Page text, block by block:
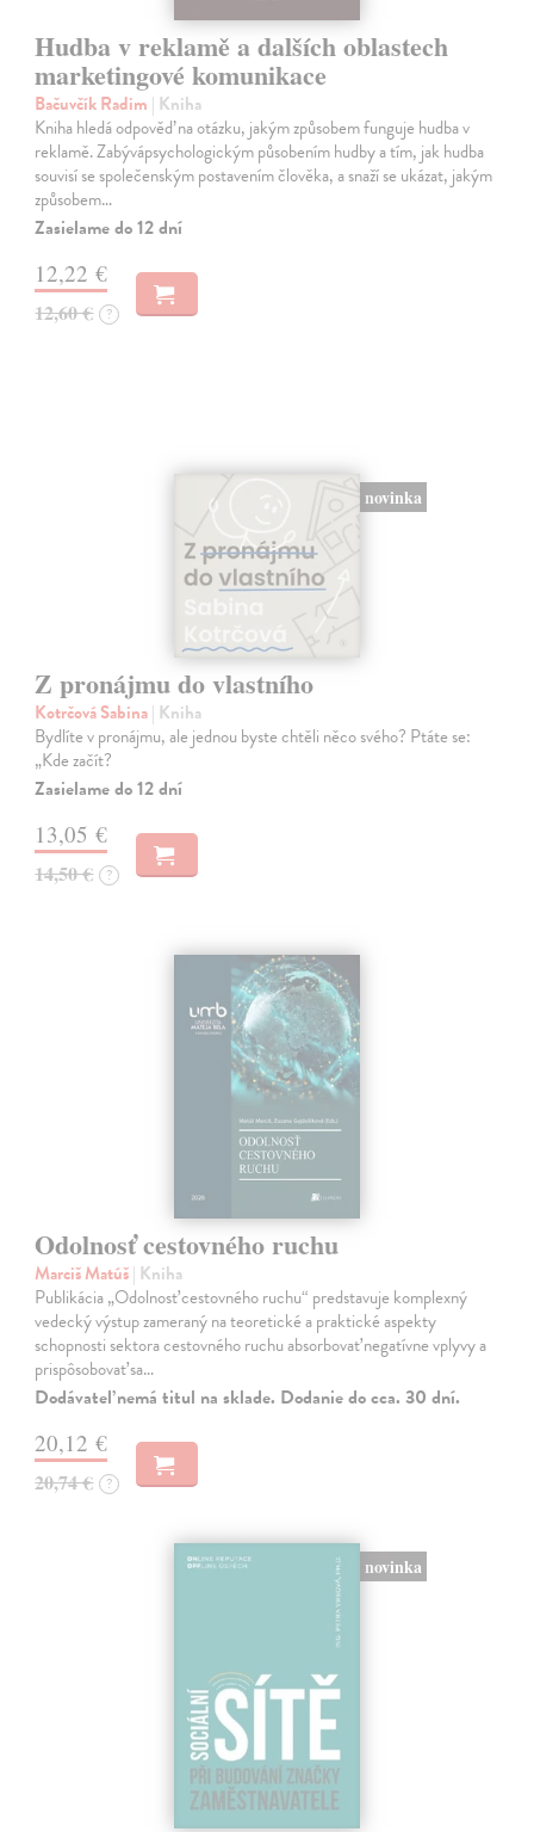
Hudba v reklamě a dalších oblastech
marketingové komunikace
Bačuvčík Radim | Kniha
Kniha hledá odpověď na otázku, jakým způsobem funguje hudba v
reklamě. Zabývápsychologickým působením hudby a tím, jak hudba
souvisí se společenským postavením člověka, a snaží se ukázat, jakým
způsobem…
Zasielame do 12 dní
12,22 €
12,60 € ?
novinka
Z pronájmu do vlastního
Kotrčová Sabina| Kniha
Bydlíte v pronájmu, ale jednou byste chtěli něco svého? Ptáte se:
„Kde začít?
Zasielame do 12 dní
13,05 €
14,50 € ?
Odolnosť cestovného ruchu
Marciš Matúš| Kniha
Publikácia „Odolnosť cestovného ruchu“ predstavuje komplexný
vedecký výstup zameraný na teoretické a praktické aspekty
schopnosti sektora cestovného ruchu absorbovať negatívne vplyvy a
prispôsobovať sa…
Dodávateľ nemá titul na sklade. Dodanie do cca. 30 dní.
20,12 €
20,74 € ?
novinka